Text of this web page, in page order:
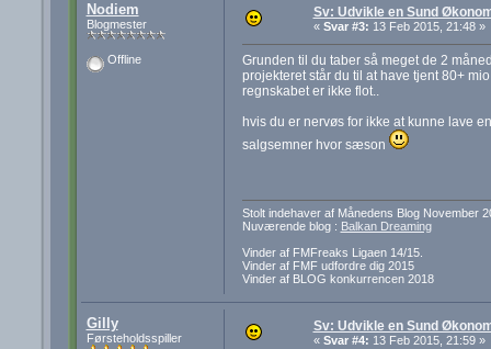
Nodiem
Blogmester
Offline
Sv: Udvikle en Sund
« Svar #3: 13 Feb 2015, 21:48 »
Grunden til du taber så meget de 2
projekteret står du til at have tjent 80+
regnskabet er ikke flot..
hvis du er nervøs for ikke at kunne lave
salgsemner hvor sæson
Stolt indehaver af Månedens Blog November
Nuværende blog : Balkan Dreaming
Vinder af FMFreaks Ligaen 14/15.
Vinder af FMF udfordre dig 2015
Vinder af BLOG konkurrencen 2018
Gilly
Førsteholdsspiller
Sv: Udvikle en Sund
« Svar #4: 13 Feb 2015, 21:59 »